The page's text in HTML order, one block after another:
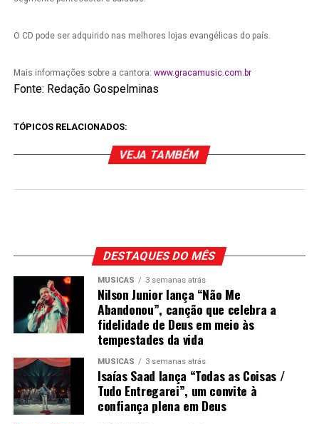
O CD pode ser adquirido nas melhores lojas evangélicas do país.
Mais informações sobre a cantora: www.gracamusic.com.br
Fonte: Redação Gospelminas
TÓPICOS RELACIONADOS:
VEJA TAMBÉM
DESTAQUES DO MÊS
MÚSICAS 3 semanas atrás
Nilson Junior lança “Não Me
Abandonou”, canção que celebra a
fidelidade de Deus em meio às
tempestades da vida
MÚSICAS 3 semanas atrás
Isaías Saad lança “Todas as Coisas /
Tudo Entregarei”, um convite à
confiança plena em Deus